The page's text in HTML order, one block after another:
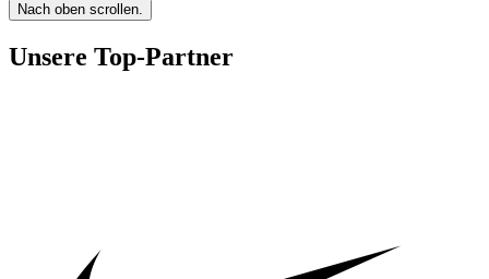
Nach oben scrollen.
Unsere Top-Partner